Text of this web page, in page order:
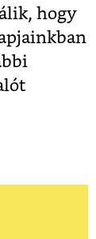
hogy